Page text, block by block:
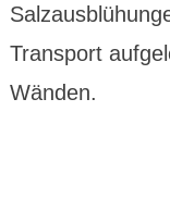
Transport
Wänden.